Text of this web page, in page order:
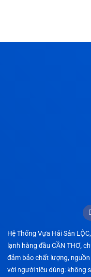
Hệ Thống Vựa Hải Sản
lạnh hàng đầu CẦN THƠ,
đảm bảo chất lượng,
với người tiêu dùng: không